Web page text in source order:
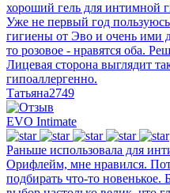
хороший гель для интимной
Уже не первый год
гигиены от Эво и очень ими
то розовое - нравятся оба.
Лицевая сторона выглядит
гипоаллергенно.
Татьяна2749
EVO Intimate
Раньше использовала для
Орифлейм, мне нравился.
подбирать что-то